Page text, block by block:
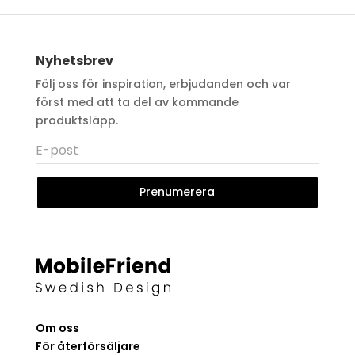
Nyhetsbrev
Följ oss för inspiration, erbjudanden och var
först med att ta del av kommande
produktsläpp.
Prenumerera
Om oss
För återförsäljare